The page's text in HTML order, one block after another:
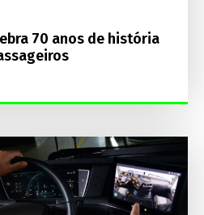
70 anos de história